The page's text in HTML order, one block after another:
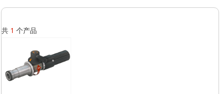
共 1 个产品